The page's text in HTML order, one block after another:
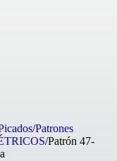
/Patrones
/Patrón 47-